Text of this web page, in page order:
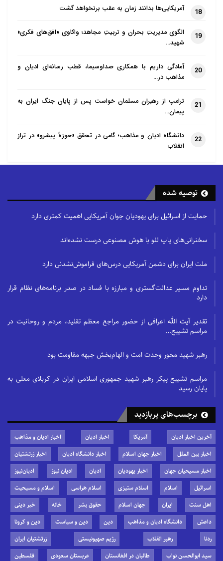
18 آمریکایی‌ها بدانند زمان به عقب برنخواهد گشت
19
الگوی مدیریتِ بحران و تربیتِ مجاهد؛ واکاوی «افق‌های فکری»
شهید…
20
آمادگی داریم با همکاری صداوسیما، قطب رسانه‌ای ادیان و
مذاهب در…
21
ترامپ از رهبران مسلمان خواست پس از پایان جنگ ایران به
پیمان…
22
دانشگاه ادیان و مذاهب؛ گامی در تحقق «حوزهٔ پیشرو» در تراز
انقلاب
توصیه شده
حمایت از اسرائیل برای یهودیان جوان آمریکایی اهمیت کمتری دارد
سخنرانی‌های پاپ لئو با هوش مصنوعی درست نشده‌اند
ملت ایران برای دشمن آمریکایی درس‌های فراموش‌نشدنی دارد
تداوم مسیر عدالت‌گستری و مبارزه با فساد در صدر برنامه‌های نظام قرار
دارد
تقدیر آیت الله اعرافی از حضور مراجع معظم تقلید، مردم و روحانیت در
مراسم تشییع…
رهبر شهید محور وحدت امت و الهام‌بخش جبهه مقاومت بود
مراسم تشییع پیکر رهبر شهید جمهوری اسلامی ایران در کربلای معلی به
پایان رسید
برچسب‌های پربازدید
آخرین اخبار ادیان آمریکا اخبار ادیان
اخبار ادیان و مذاهب
اخبار بین الملل
اخبار جهان اسلام اخبار دانشگاه ادیان
اخبار زرتشتیان
اخبار مسیحیان جهان
اخبار یهودیان ادیان ادیان نیوز
ادیان‌نیوز
اسرائیل
اسلام اسلام ستیزی اسلام هراسی
اسلام و مسیحیت
اهل سنت
ایران جهان اسلام حقوق بشر خانه
خبر دینی
داعش
دانشگاه ادیان و مذاهب دین دین و سیاست
دین و کرونا
ردنا
رهبر انقلاب رژیم صهیونیستی
زرتشتیان ایران
سید ابوالحسن نواب
طالبان در افغانستان عربستان سعودی فلسطین